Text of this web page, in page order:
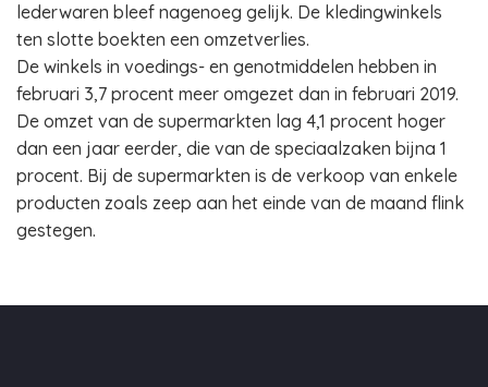
lederwaren bleef nagenoeg gelijk. De kledingwinkels
ten slotte boekten een omzetverlies.
De winkels in voedings- en genotmiddelen hebben in
februari 3,7 procent meer omgezet dan in februari 2019.
De omzet van de supermarkten lag 4,1 procent hoger
dan een jaar eerder, die van de speciaalzaken bijna 1
procent. Bij de supermarkten is de verkoop van enkele
producten zoals zeep aan het einde van de maand flink
gestegen.